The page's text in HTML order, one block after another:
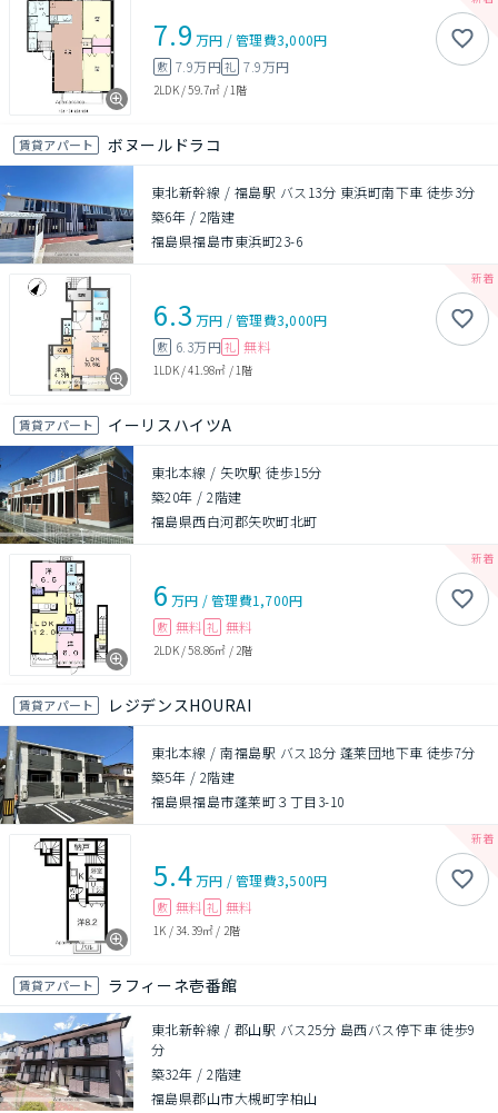
7.9 万円 /管理費3,000円
敷 7.9万円礼 7.9万円
2LDK/59.7㎡ / 1階
賃貸アパート ボヌールドラコ
東北新幹線 / 福島駅 バス13分 東浜町南下車 徒歩3分
築6年 / 2階建
福島県福島市東浜町23-6
6.3 万円 /管理費3,000円
敷 6.3万円 礼 無料
1LDK/41.98㎡ / 1階
賃貸アパート イーリスハイツA
東北本線 / 矢吹駅 徒歩15分
築20年 /2階建
福島県西白河郡矢吹町北町
6 万円 /管理費1,700円
敷 無料 礼 無料
2LDK/58.86㎡ / 2階
賃貸アパート レジデンスHOURAI
東北本線 / 南福島駅 バス18分 蓬莱団地下車 徒歩7分
築5年 / 2階建
福島県福島市蓬莱町３丁目3-10
5.4万円 /管理費3,500円
敷 無料 礼 無料
1K /34.39㎡ / 2階
賃貸アパート ラフィーネ壱番館
東北新幹線 / 郡山駅 バス25分 島西バス停下車 徒歩9
分
築32年 /2階建
福島県郡山市大槻町字柏山